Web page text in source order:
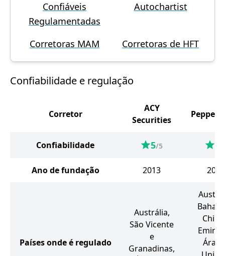
Confiáveis
Regulamentadas
Autochartist
Corretoras MAM Corretoras de HFT
Confiabilidade e regulação
Corretor
ACY
Securities
Confiabilidade 5/5
Ano de fundação 2013 2010
Países onde é regulado
Austrália,
São Vicente
e
Granadinas,